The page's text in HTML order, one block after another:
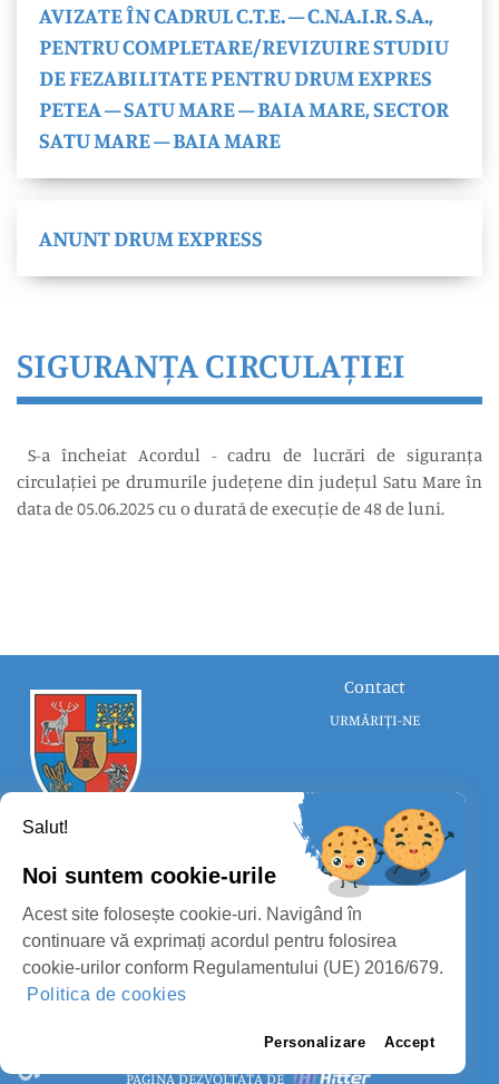
AVIZATE ÎN CADRUL C.T.E. – C.N.A.I.R. S.A.,
PENTRU COMPLETARE/REVIZUIRE STUDIU
DE FEZABILITATE PENTRU DRUM EXPRES
PETEA – SATU MARE – BAIA MARE, SECTOR
SATU MARE – BAIA MARE
ANUNT DRUM EXPRESS
SIGURANȚA CIRCULAȚIEI
S-a încheiat Acordul - cadru de lucrări de siguranța
circulației pe drumurile județene din județul Satu Mare în
data de 05.06.2025 cu o durată de execuție de 48 de luni.
PROTECȚIA DATELOR PERSONALE
MASS-MEDIA
PAGINA VECHE
PAGINĂ DEZVOLTATĂ DE
CONSILIUL JUDEȚEAN SATU MARE
Contact
URMĂRIȚI-NE
Salut!
Noi suntem cookie-urile
Acest site folosește cookie-uri. Navigând în
continuare vă exprimați acordul pentru folosirea
cookie-urilor conform Regulamentului (UE) 2016/679.
Politica de cookies
Personalizare Accept